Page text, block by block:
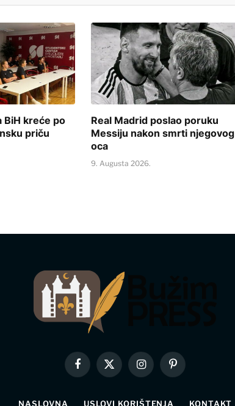
BiH kreće po
priču
Real Madrid poslao poruku
Messiju nakon smrti njegovog
oca
9. Augusta 2026.
Facebook
X
(Twitter)
InstagramPinterest
NASLOVNA USLOVI KORIŠTENJA KONTAKT